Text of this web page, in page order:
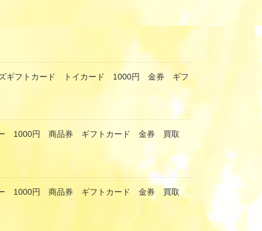
ギフトカード トイカード 1000円 金券 ギフ
1000円 商品券 ギフトカード 金券 買取
1000円 商品券 ギフトカード 金券 買取